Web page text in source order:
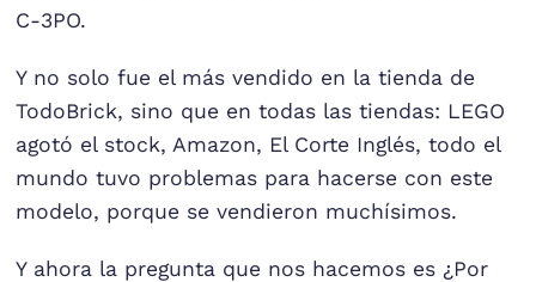
C-3PO.
Y no solo fue el más vendido en la tienda de
TodoBrick, sino que en todas las tiendas: LEGO
agotó el stock, Amazon, El Corte Inglés, todo el
mundo tuvo problemas para hacerse con este
modelo, porque se vendieron muchísimos.
Y ahora la pregunta que nos hacemos es ¿Por